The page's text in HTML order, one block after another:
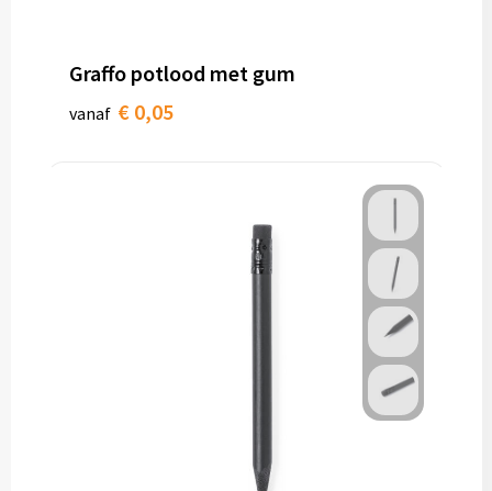
Graffo potlood met gum
vanaf € 0,05